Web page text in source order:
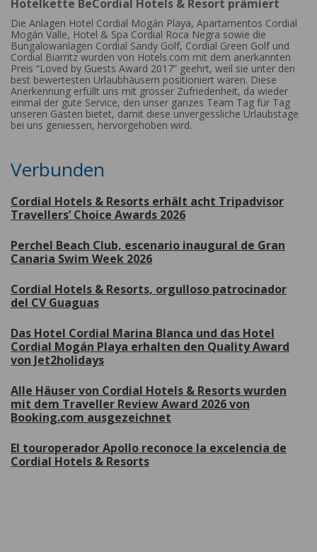
Hotelkette BeCordial Hotels & Resort prämiert
Die Anlagen Hotel Cordial Mogán Playa, Apartamentos Cordial
Mogán Valle, Hotel & Spa Cordial Roca Negra sowie die
Bungalowanlagen Cordial Sandy Golf, Cordial Green Golf und
Cordial Biarritz wurden von Hotels.com mit dem anerkannten
Preis “Loved by Guests Award 2017” geehrt, weil sie unter den
best bewertesten Urlaubhäusern positioniert waren. Diese
Anerkennung erfüllt uns mit grosser Zufriedenheit, da wieder
einmal der gute Service, den unser ganzes Team Tag für Tag
unseren Gästen bietet, damit diese unvergessliche Urlaubstage
bei uns geniessen, hervorgehoben wird.
Verbunden
Cordial Hotels & Resorts erhält acht Tripadvisor
Travellers’ Choice Awards 2026
Perchel Beach Club, escenario inaugural de Gran
Canaria Swim Week 2026
Cordial Hotels & Resorts, orgulloso patrocinador
del CV Guaguas
Das Hotel Cordial Marina Blanca und das Hotel
Cordial Mogán Playa erhalten den Quality Award
von Jet2holidays
Alle Häuser von Cordial Hotels & Resorts wurden
mit dem Traveller Review Award 2026 von
Booking.com ausgezeichnet
El touroperador Apollo reconoce la excelencia de
Cordial Hotels & Resorts